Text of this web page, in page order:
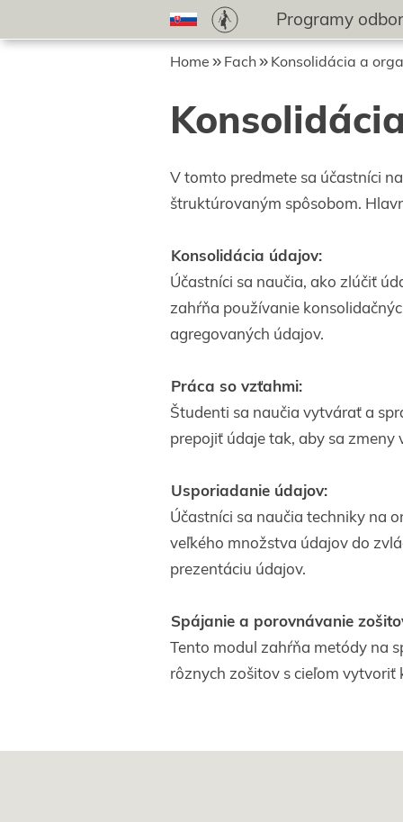
Programy
Home Fach Konsolidácia a
V tomto predmete sa účastníci
štruktúrovaným spôsobom.
Konsolidácia údajov:
Účastníci sa naučia, ako zlúčiť
zahŕňa používanie
agregovaných údajov.
Práca so vzťahmi:
Študenti sa naučia vytvárať a
prepojiť údaje tak, aby sa
Usporiadanie údajov:
Účastníci sa naučia techniky na
veľkého množstva údajov do
prezentáciu údajov.
Spájanie a porovnávanie
Tento modul zahŕňa metódy na
rôznych zošitov s cieľom